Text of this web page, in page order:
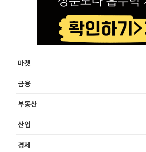
마켓
금융
부동산
산업
경제